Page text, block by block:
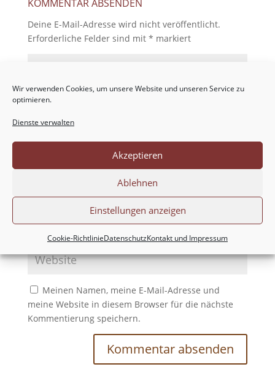
Wir verwenden Cookies, um unsere Website und unseren Service zu
optimieren.
Dienste verwalten
Akzeptieren
Ablehnen
Einstellungen anzeigen
Cookie-RichtlinieDatenschutzKontakt und Impressum
KOMMENTAR ABSENDEN
Deine E-Mail-Adresse wird nicht veröffentlicht.
Erforderliche Felder sind mit * markiert
Meinen Namen, meine E-Mail-Adresse und
meine Website in diesem Browser für die nächste
Kommentierung speichern.